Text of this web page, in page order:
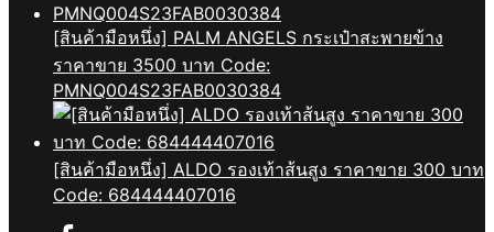
[สินค้ามือหนึ่ง] PALM ANGELS กระเป๋าสะพายข้าง
ราคาขาย 3500 บาท Code:
PMNQ004S23FAB0030384
[สินค้ามือหนึ่ง] ALDO รองเท้าส้นสูง ราคาขาย 300 บาท
Code: 684444407016